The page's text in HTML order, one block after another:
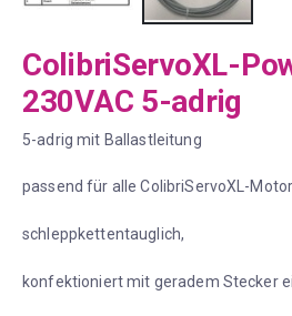
Anfang
der
Bildergalerie
ColibriServoXL-
230VAC 5-adrig
5-adrig mit Ballastleitung
passend für alle ColibriServoXL-
schleppkettentauglich,
konfektioniert mit geradem Stecker